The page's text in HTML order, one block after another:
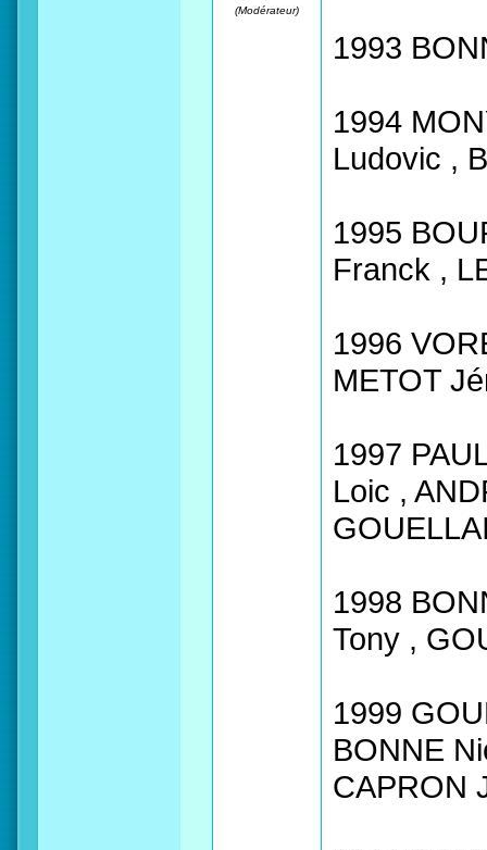
(Modérateur)
1993
1994
Ludovic ,
1995
Franck ,
1996
METOT
1997
Loic ,
1998
Tony ,
1999
BONNE
CAPRON